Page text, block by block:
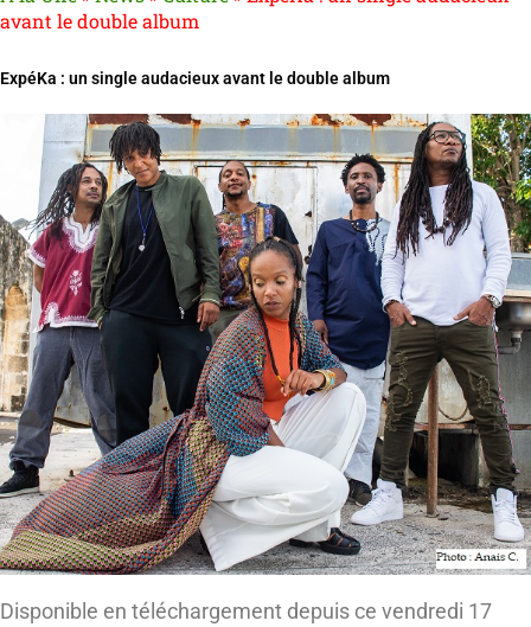
avant le double album
ExpéKa : un single audacieux avant le double album
Disponible en téléchargement depuis ce vendredi 17